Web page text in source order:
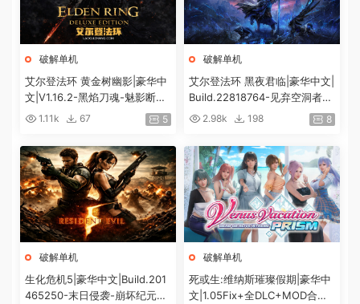
破解单机
艾尔登法环 黄金树幽影|豪华中
文|V1.16.2-黑焰刀魂-魅影断弦
+预购特典+全DLC+修改器|解
1.11k 67 5
破解单机
艾尔登法环 黑夜君临|豪华中文|
Build.22818764-见弃空洞者DL
C+预购特典+全DLC+修改器|解
2.98k 198 8
破解单机
生化危机5|豪华中文|Build.201
465250-末日侵袭-崩坏纪元
破解单机
死或生:维纳斯璀璨假期|豪华中
文|1.05Fix+全DLC+MOD合集